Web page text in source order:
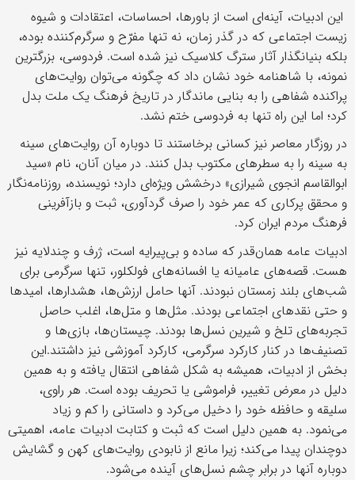
این ادبیات، آینه‌ای است از باورها، احساسات، اعتقادات و شیوه‌
زیست اجتماعی که در گذر زمان، نه تنها مفرّح و سرگرم‌کننده بوده،
بلکه بنیانگذار آثار سترگ کلاسیک نیز شده است. فردوسی، بزرگترین
نمونه، با شاهنامه‌ خود نشان داد که چگونه می‌توان روایت‌های
پراکنده‌ شفاهی را به بنایی ماندگار در تاریخ فرهنگ یک ملت بدل
کرد؛ اما این راه تنها به فردوسی ختم نشد.
در روزگار معاصر نیز کسانی برخاستند تا دوباره آن روایت‌های سینه
به سینه را به سطرهای مکتوب بدل کنند. در میان آنان، نام «سید
ابوالقاسم انجوی شیرازی» درخشش ویژه‌ای دارد؛ نویسنده، روزنامه‌نگار
و محقق پرکاری که عمر خود را صرف گردآوری، ثبت و بازآفرینی
فرهنگ مردم ایران کرد.
ادبیات عامه همان‌قدر که ساده و بی‌پیرایه است، ژرف و چندلایه نیز
هست. قصه‌های عامیانه یا افسانه‌های فولکلور، تنها سرگرمی برای
شب‌های بلند زمستان نبودند. آنها حامل ارزش‌ها، هشدارها، امیدها
و حتی نقدهای اجتماعی بودند. مثل‌ها و متل‌ها، اغلب حاصل
تجربه‌های تلخ و شیرین نسل‌ها بودند. چیستان‌ها، بازی‌ها و
تصنیف‌ها در کنار کارکرد سرگرمی، کارکرد آموزشی نیز داشتند.این
بخش از ادبیات، همیشه به شکل شفاهی انتقال یافته و به همین
دلیل در معرض تغییر، فراموشی یا تحریف بوده است. هر راوی،
سلیقه و حافظه‌ خود را دخیل می‌کرد و داستانی را کم و زیاد
می‌نمود. به همین دلیل است که ثبت و کتابت ادبیات عامه، اهمیتی
دوچندان پیدا می‌کند؛ زیرا مانع از نابودی روایت‌های کهن و گشایش
دوباره‌ آنها در برابر چشم نسل‌های آینده می‌شود.